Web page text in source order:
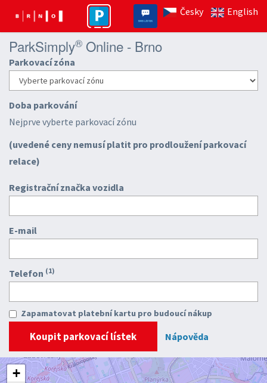
Česky English
ParkSimply® Online - Brno
Parkovací zóna
Doba parkování
Nejprve vyberte parkovací zónu
(uvedené ceny nemusí platit pro prodloužení parkovací
relace)
Registrační značka vozidla
E-mail
Telefon (1)
Zapamatovat platební kartu pro budoucí nákup
Nápověda
+